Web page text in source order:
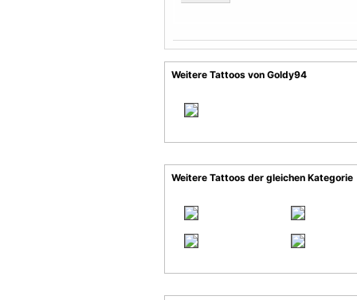
Weitere Tattoos von Goldy94
Weitere Tattoos der gleichen Kategorie